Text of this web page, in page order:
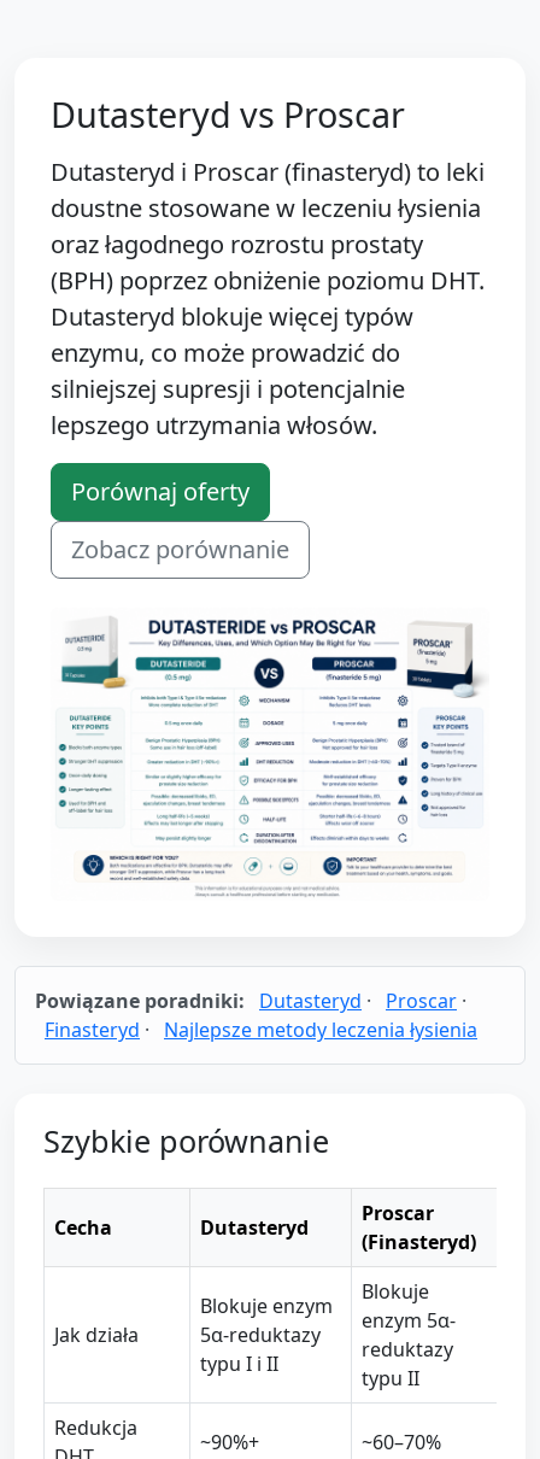
Dutasteryd vs Proscar
Dutasteryd i Proscar (finasteryd) to leki
doustne stosowane w leczeniu łysienia
oraz łagodnego rozrostu prostaty
(BPH) poprzez obniżenie poziomu DHT.
Dutasteryd blokuje więcej typów
enzymu, co może prowadzić do
silniejszej supresji i potencjalnie
lepszego utrzymania włosów.
Porównaj oferty
Zobacz porównanie
Powiązane poradniki: Dutasteryd · Proscar ·
Finasteryd · Najlepsze metody leczenia łysienia
Szybkie porównanie
Cecha Dutasteryd
Proscar
(Finasteryd)
Jak działa
Blokuje enzym
5α-reduktazy
typu I i II
Blokuje
enzym 5α-
reduktazy
typu II
Redukcja
~90%+ ~60–70%